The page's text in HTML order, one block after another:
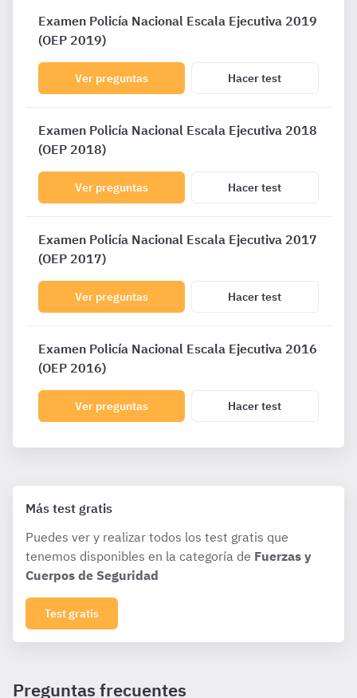
Examen Policía Nacional Escala Ejecutiva 2019
(OEP 2019)
Ver preguntas Hacer test
Examen Policía Nacional Escala Ejecutiva 2018
(OEP 2018)
Ver preguntas Hacer test
Examen Policía Nacional Escala Ejecutiva 2017
(OEP 2017)
Ver preguntas Hacer test
Examen Policía Nacional Escala Ejecutiva 2016
(OEP 2016)
Ver preguntas Hacer test
Más test gratis
Puedes ver y realizar todos los test gratis que
tenemos disponibles en la categoría de Fuerzas y
Cuerpos de Seguridad
Test gratis
Preguntas frecuentes